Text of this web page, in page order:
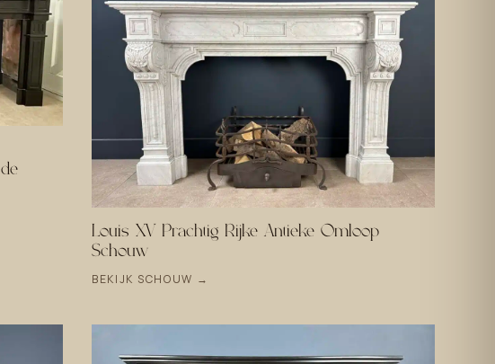
Louis XV Prachtig Rijke Antieke Omloop
Schouw
BEKIJK SCHOUW →